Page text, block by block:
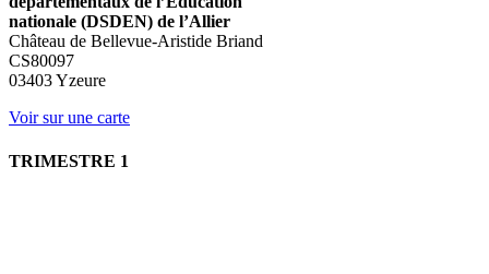
nationale (DSDEN) de l’Allier
Château de Bellevue-Aristide Briand
CS80097
03403 Yzeure
Voir sur une carte
TRIMESTRE 1